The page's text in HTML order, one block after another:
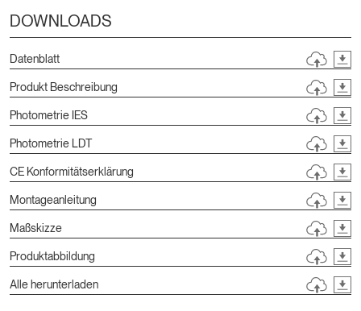
DOWNLOADS
Datenblatt
Produkt Beschreibung
Photometrie IES
Photometrie LDT
CE Konformitätserklärung
Montageanleitung
Maßskizze
Produktabbildung
Alle herunterladen